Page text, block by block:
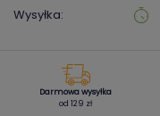
Wysyłka:
Darmowa wysyłka
od 129 zł